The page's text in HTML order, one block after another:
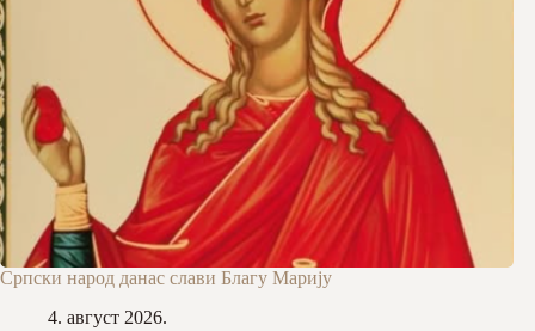
Српски народ данас слави Благу Марију
4. август 2026.